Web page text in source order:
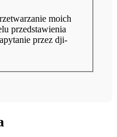
moich
przedstawienia
przez dji-